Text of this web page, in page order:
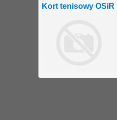
tKort tenisowy OSiR